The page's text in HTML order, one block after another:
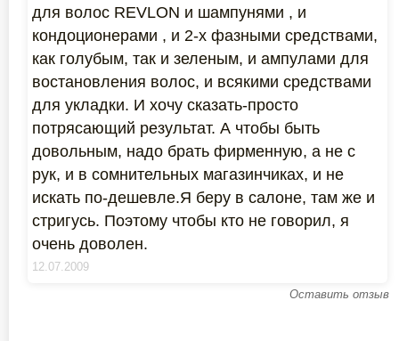
для волос REVLON и шампунями , и
кондоционерами , и 2-х фазными средствами,
как голубым, так и зеленым, и ампулами для
востановления волос, и всякими средствами
для укладки. И хочу сказать-просто
потрясающий результат. А чтобы быть
довольным, надо брать фирменную, а не с
рук, и в сомнительных магазинчиках, и не
искать по-дешевле.Я беру в салоне, там же и
стригусь. Поэтому чтобы кто не говорил, я
очень доволен.
12.07.2009
Оставить отзыв